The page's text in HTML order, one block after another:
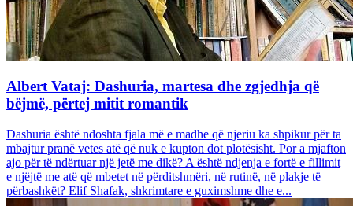
Albert Vataj: Dashuria, martesa dhe zgjedhja që
bëjmë, përtej mitit romantik
Dashuria është ndoshta fjala më e madhe që njeriu ka shpikur për ta
mbajtur pranë vetes atë që nuk e kupton dot plotësisht. Por a mjafton
ajo për të ndërtuar një jetë me dikë? A është ndjenja e fortë e fillimit
e njëjtë me atë që mbetet në përditshmëri, në rutinë, në plakje të
përbashkët? Elif Shafak, shkrimtare e guximshme dhe e...